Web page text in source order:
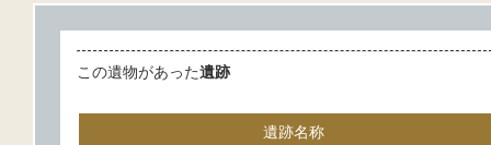
この遺物があった遺跡
遺跡名称